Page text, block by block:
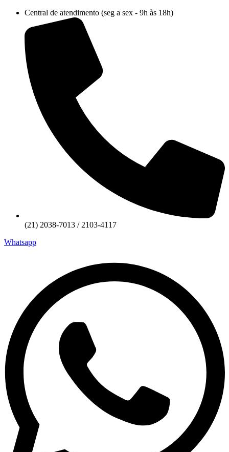
conteúdo
Central de atendimento (seg a sex - 9h às 18h)
(21) 2038-7013 / 2103-4117
Whatsapp